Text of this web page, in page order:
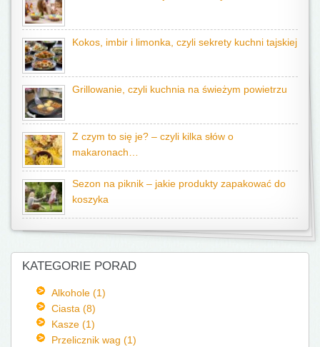
Kokos, imbir i limonka, czyli sekrety kuchni tajskiej
Grillowanie, czyli kuchnia na świeżym powietrzu
Z czym to się je? – czyli kilka słów o
makaronach…
Sezon na piknik – jakie produkty zapakować do
koszyka
KATEGORIE PORAD
Alkohole (1)
Ciasta (8)
Kasze (1)
Przelicznik wag (1)